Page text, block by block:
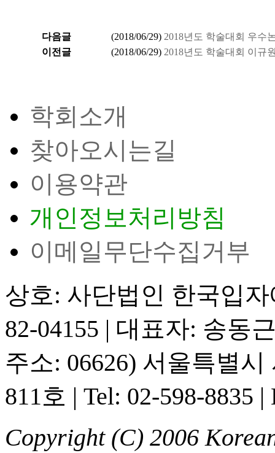
다음글 (2018/06/29) 2018년도 학술대회 우수
이전글
(2018/06/29) 2018년도 학술대회 이규
학회소개
찾아오시는길
이용약관
개인정보처리방침
이메일무단수집거부
상호: 사단법인 한국입
82-04155 | 대표자: 송동
주소: 06626) 서울특별
811호 | Tel: 02-598-8835 |
Copyright (C) 2006